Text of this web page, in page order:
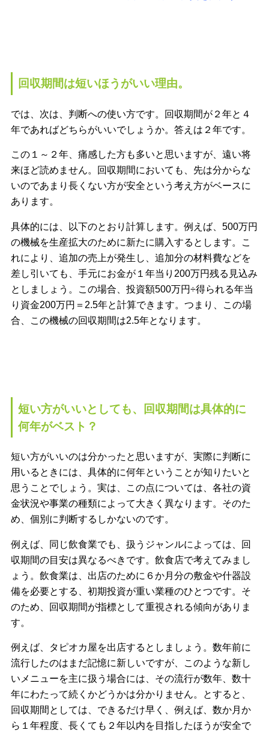
回収期間は短いほうがいい理由。
では、次は、判断への使い方です。回収期間が２年と４
年であればどちらがいいでしょうか。答えは２年です。
この１～２年、痛感した方も多いと思いますが、遠い将
来ほど読めません。回収期間においても、先は分からな
いのであまり長くない方が安全という考え方がベースに
あります。
具体的には、以下のとおり計算します。例えば、500万円
の機械を生産拡大のために新たに購入するとします。こ
れにより、追加の売上が発生し、追加分の材料費などを
差し引いても、手元にお金が１年当り200万円残る見込み
としましょう。この場合、投資額500万円÷得られる年当
り資金200万円＝2.5年と計算できます。つまり、この場
合、この機械の回収期間は2.5年となります。
短い方がいいとしても、回収期間は具体的に
何年がベスト？
短い方がいいのは分かったと思いますが、実際に判断に
用いるときには、具体的に何年ということが知りたいと
思うことでしょう。実は、この点については、各社の資
金状況や事業の種類によって大きく異なります。そのた
め、個別に判断するしかないのです。
例えば、同じ飲食業でも、扱うジャンルによっては、回
収期間の目安は異なるべきです。飲食店で考えてみまし
ょう。飲食業は、出店のために６か月分の敷金や什器設
備を必要とする、初期投資が重い業種のひとつです。そ
のため、回収期間が指標として重視される傾向がありま
す。
例えば、タピオカ屋を出店するとしましょう。数年前に
流行したのはまだ記憶に新しいですが、このような新し
いメニューを主に扱う場合には、その流行が数年、数十
年にわたって続くかどうかは分かりません。とすると、
回収期間としては、できるだけ早く、例えば、数か月か
ら１年程度、長くても２年以内を目指したほうが安全で